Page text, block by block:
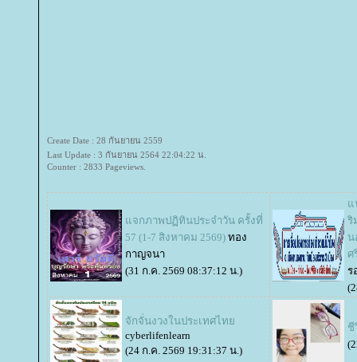
Create Date : 28 กันยายน 2559
Last Update : 3 กันยายน 2564 22:04:22 น.
Counter : 2833 Pageviews.
จกภาพปฏิทินประจำวัน ครั้งที่
57 (1-7 สิงหาคม 2569) ทอง
กาญจนา
(31 ก.ค. 2569 08:37:12 น.)
น
ริ
น
ศ
ร
จักจั่นงวงในประเทศไท
cyberlifenlearn
(24 ก.ค. 2569 19:31:37 น.)
ชี